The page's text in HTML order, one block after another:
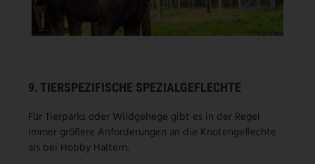
9. TIERSPEZIFISCHE SPEZIALGEFLECHTE
Für Tierparks oder Wildgehege gibt es in der Regel
immer größere Anforderungen an die Knotengeflechte
als bei Hobby Haltern.